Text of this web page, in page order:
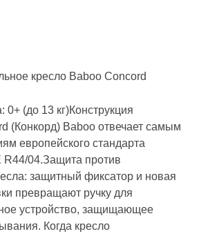
кресло Baboo Concord
0+ (до 13 кг)Конструкция
(Конкорд) Baboo отвечает самым
европейского стандарта
R44/04.Защита против
защитный фиксатор и новая
превращают ручку для
устройство, защищающее
Когда кресло